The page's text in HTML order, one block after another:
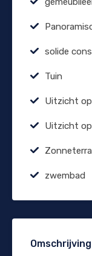
solide
Tuin
Uitzicht
Uitzicht
zwembad
Omschrijving